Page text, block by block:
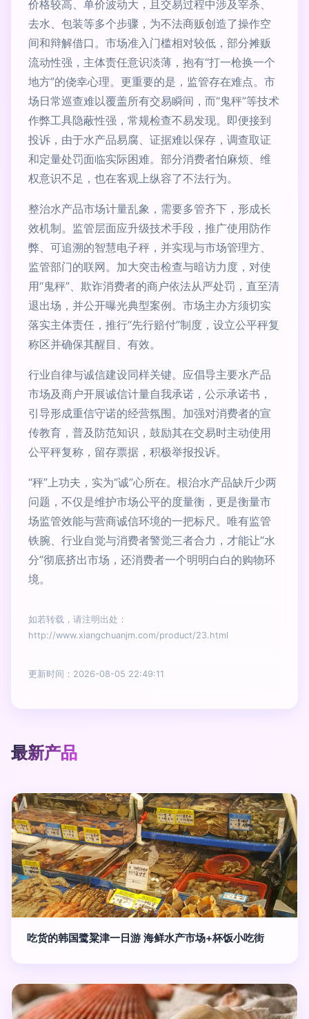
价格较高、单价波动大，且交易过程中涉及宰杀、
去水、包装等多个步骤，为不法商贩创造了操作空
间和辩解借口。市场准入门槛相对较低，部分摊贩
流动性强，主体责任意识淡薄，抱有“打一枪换一个
地方”的侥幸心理。更重要的是，监管存在难点。市
场日常巡查难以覆盖所有交易瞬间，而“鬼秤”等技术
作弊工具隐蔽性强，常规检查不易发现。即便接到
投诉，由于水产品易腐、证据难以保存，调查取证
和定量处罚面临实际困难。部分消费者怕麻烦、维
权意识不足，也在客观上纵容了不法行为。
整治水产品市场计量乱象，需要多管齐下，形成长
效机制。监管层面应升级技术手段，推广使用防作
弊、可追溯的智慧电子秤，并实现与市场管理方、
监管部门的联网。加大突击检查与暗访力度，对使
用“鬼秤”、欺诈消费者的商户依法从严处罚，直至清
退出场，并公开曝光典型案例。市场主办方须切实
落实主体责任，推行“先行赔付”制度，设立公平秤复
称区并确保其醒目、有效。
行业自律与诚信建设同样关键。应倡导主要水产品
市场及商户开展诚信计量自我承诺，公示承诺书，
引导形成重信守诺的经营氛围。加强对消费者的宣
传教育，普及防范知识，鼓励其在交易时主动使用
公平秤复称，留存票据，积极举报投诉。
“秤”上功夫，实为“诚”心所在。根治水产品缺斤少两
问题，不仅是维护市场公平的度量衡，更是衡量市
场监管效能与营商诚信环境的一把标尺。唯有监管
铁腕、行业自觉与消费者警觉三者合力，才能让“水
分”彻底挤出市场，还消费者一个明明白白的购物环
境。
如若转载，请注明出处：
http://www.xiangchuanjm.com/product/23.html
更新时间：2026-08-05 22:49:11
最新产品
吃货的韩国鹭粱津一日游 海鲜水产市场+杯饭小吃街